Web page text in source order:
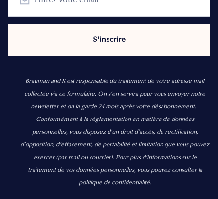
Brauman and K est responsable du traitement de votre adresse mail
collectée via ce formulaire. On s’en servira pour vous envoyer notre
newsletter et on la garde 24 mois après votre désabonnement.
Conformément à la réglementation en matière de données
personnelles, vous disposez d'un droit d'accès, de rectification,
d’opposition, d’effacement, de portabilité et limitation que vous pouvez
exercer (par mail ou courrier). Pour plus d’informations sur le
traitement de vos données personnelles, vous pouvez consulter la
politique de confidentialité.